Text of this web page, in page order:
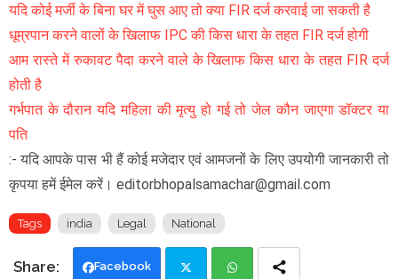
यदि कोई मर्जी के बिना घर में घुस आए तो क्या FIR दर्ज करवाई जा सकती है
धूम्रपान करने वालों के खिलाफ IPC की किस धारा के तहत FIR दर्ज होगी
आम रास्ते में रुकावट पैदा करने वाले के खिलाफ किस धारा के तहत FIR दर्ज
होती है
गर्भपात के दौरान यदि महिला की मृत्यु हो गई तो जेल कौन जाएगा डॉक्टर या
पति
:- यदि आपके पास भी हैं कोई मजेदार एवं आमजनों के लिए उपयोगी जानकारी तो
कृपया हमें ईमेल करें। editorbhopalsamachar@gmail.com
Tags india Legal National
Facebook